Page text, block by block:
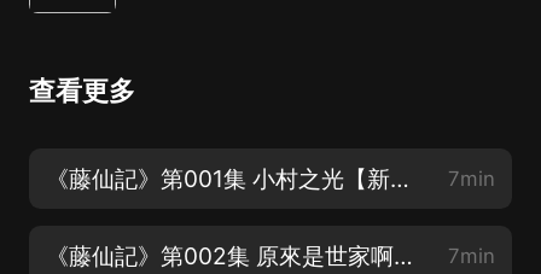
查看更多
《藤仙記》第001集 小村之光【新書上架，歡迎收聽訂閱】 7min
《藤仙記》第002集 原來是世家啊【本書文字清新、仙氣飄飄，歡迎收聽】 7min